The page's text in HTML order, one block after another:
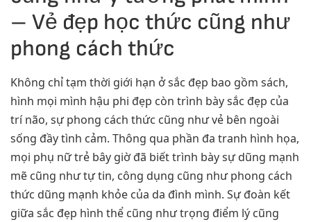
– Vẻ đẹp học thức cũng như
phong cách thức
Không chỉ tạm thời giới hạn ở sắc đẹp bao gồm sách,
hình mọi mình hậu phi đẹp còn trình bày sắc đẹp của
trí não, sự phong cách thức cũng như vẻ bên ngoài
sống đầy tình cảm. Thông qua phần đa tranh hình họa,
mọi phụ nữ trẻ bây giờ đã biết trình bày sự dũng mạnh
mẽ cũng như tự tin, công dụng cũng như phong cách
thức dũng mạnh khỏe của da đình mình. Sự đoàn kết
giữa sắc đẹp hình thể cũng như trọng điểm lý cũng